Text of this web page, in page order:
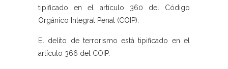
tipificado en el artículo 360 del Código
Orgánico Integral Penal (COIP).
El delito de terrorismo está tipificado en el
artículo 366 del COIP.